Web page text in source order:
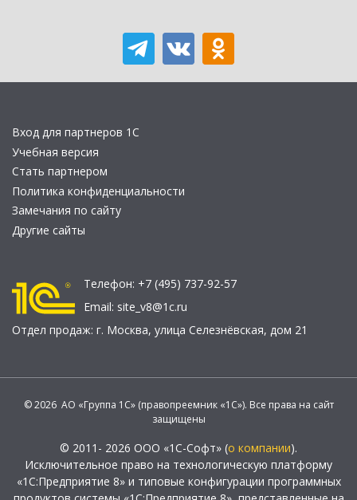
Вход для партнеров 1С
Учебная версия
Стать партнером
Политика конфиденциальности
Замечания по сайту
Другие сайты
Телефон: +7 (495) 737-92-57
Email: site_v8@1c.ru
Отдел продаж: г. Москва, улица Селезнёвская, дом 21
© 2026 АО «Группа 1С» (правопреемник «1С»). Все права на сайт
защищены
© 2011- 2026 ООО «1С-Софт» (о компании).
Исключительное право на технологическую платформу
«1С:Предприятие 8» и типовые конфигурации программных